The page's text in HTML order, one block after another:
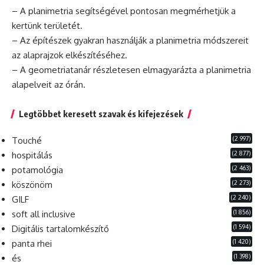
– A planimetria segítségével pontosan megmérhetjük a
kertünk területét.
– Az építészek gyakran használják a planimetria módszereit
az alaprajzok elkészítéséhez.
– A geometriatanár részletesen elmagyarázta a planimetria
alapelveit az órán.
Legtöbbet keresett szavak és kifejezések
Touché (2 997)
hospitálás (2 877)
potamológia (2 463)
köszönöm (2 273)
GILF (2 240)
soft all inclusive (1 856)
Digitális tartalomkészítő (1 594)
panta rhei (1 420)
és (1 398)